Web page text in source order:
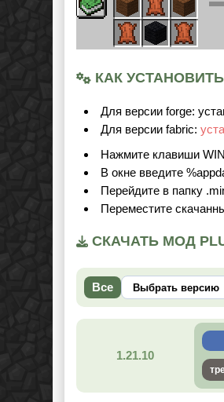
КАК УСТАНОВИТЬ
Для версии forge:
Для версии fabric:
Нажмите клавиши
В окне введите
Перейдите в папку
Переместите
СКАЧАТЬ МОД
Все
1.21.10